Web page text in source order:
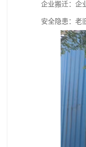
企业搬迁：企
安全隐患：老